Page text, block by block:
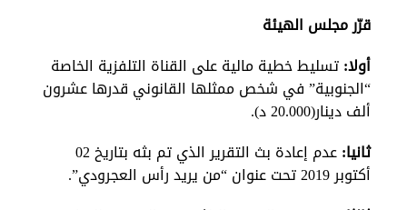
قرّر مجلس الهيئة
أولا:تسليط خطية مالية على القناة التلفزية الخاصة
“الجنوبية” في شخص ممثلها القانوني قدرها عشرون
ألف دينار(20.000 د).
ثانيا:
عدم إعادة بث التقرير الذي تم بثه بتاريخ 02
أكتوبر 2019 تحت عنوان “من يريد رأس العجرودي”.